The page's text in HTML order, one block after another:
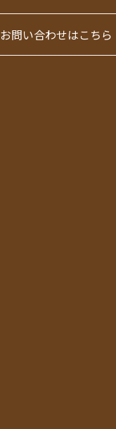
お問い合わせはこちら